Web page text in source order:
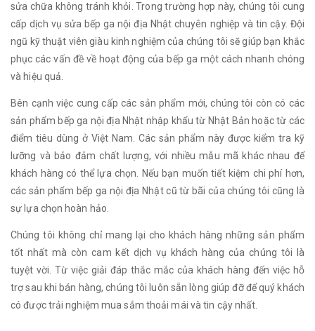
sửa chữa không tránh khỏi. Trong trường hợp này, chúng tôi cung
cấp dịch vụ sửa bếp ga nội địa Nhật chuyên nghiệp và tin cậy. Đội
ngũ kỹ thuật viên giàu kinh nghiệm của chúng tôi sẽ giúp bạn khắc
phục các vấn đề về hoạt động của bếp ga một cách nhanh chóng
và hiệu quả.
Bên cạnh việc cung cấp các sản phẩm mới, chúng tôi còn có các
sản phẩm bếp ga nội địa Nhật nhập khẩu từ Nhật Bản hoặc từ các
điểm tiêu dùng ở Việt Nam. Các sản phẩm này được kiểm tra kỹ
lưỡng và bảo đảm chất lượng, với nhiều mẫu mã khác nhau để
khách hàng có thể lựa chọn. Nếu bạn muốn tiết kiệm chi phí hơn,
các sản phẩm bếp ga nội địa Nhật cũ từ bãi của chúng tôi cũng là
sự lựa chọn hoàn hảo.
Chúng tôi không chỉ mang lại cho khách hàng những sản phẩm
tốt nhất mà còn cam kết dịch vụ khách hàng của chúng tôi là
tuyệt vời. Từ việc giải đáp thắc mắc của khách hàng đến việc hỗ
trợ sau khi bán hàng, chúng tôi luôn sẵn lòng giúp đỡ để quý khách
có được trải nghiệm mua sắm thoải mái và tin cậy nhất.